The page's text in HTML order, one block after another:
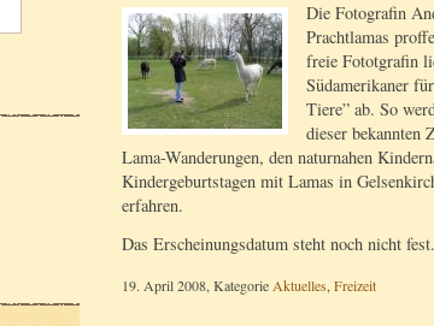
Die Fotografin
Prachtlamas
freie Fototgrafin
Südamerikaner
Tiere” ab. So
dieser bekannten
Lama-Wanderungen, den naturnahen
Kindergeburtstagen mit Lamas in
erfahren.
Das Erscheinungsdatum steht noch nicht fest.
19. April 2008, KategorieAktuelles,Freizeit